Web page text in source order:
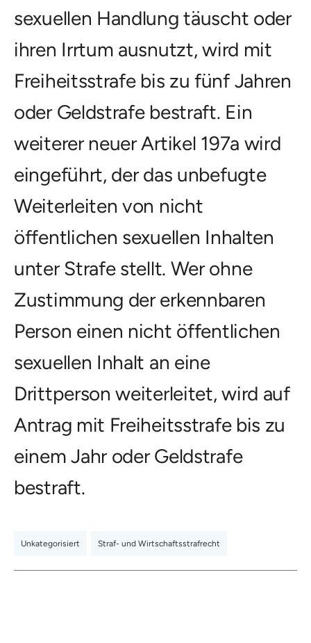
sexuellen Handlung täuscht oder
ihren Irrtum ausnutzt, wird mit
Freiheitsstrafe bis zu fünf Jahren
oder Geldstrafe bestraft. Ein
weiterer neuer Artikel 197a wird
eingeführt, der das unbefugte
Weiterleiten von nicht
öffentlichen sexuellen Inhalten
unter Strafe stellt. Wer ohne
Zustimmung der erkennbaren
Person einen nicht öffentlichen
sexuellen Inhalt an eine
Drittperson weiterleitet, wird auf
Antrag mit Freiheitsstrafe bis zu
einem Jahr oder Geldstrafe
bestraft.
Unkategorisiert Straf- und Wirtschaftsstrafrecht